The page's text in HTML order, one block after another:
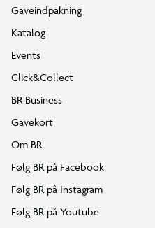
Gaveindpakning
Katalog
Events
Click&Collect
BR Business
Gavekort
Om BR
Følg BR på Facebook
Følg BR på Instagram
Følg BR på Youtube